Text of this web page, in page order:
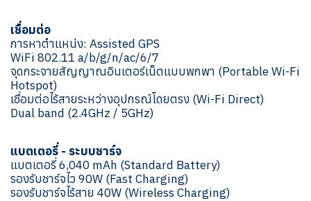
เชื่อมต่อ
การหาตำแหน่ง: Assisted GPS
WiFi 802.11 a/b/g/n/ac/6/7
จุดกระจายสัญญาณอินเตอร์เน็ตแบบพกพา (Portable Wi-Fi
Hotspot)
เชื่อมต่อไร้สายระหว่างอุปกรณ์โดยตรง (Wi-Fi Direct)
Dual band (2.4GHz / 5GHz)
แบตเตอรี่ - ระบบชาร์จ
แบตเตอรี่ 6,040 mAh (Standard Battery)
รองรับชาร์จไว 90W (Fast Charging)
รองรับชาร์จไร้สาย 40W (Wireless Charging)